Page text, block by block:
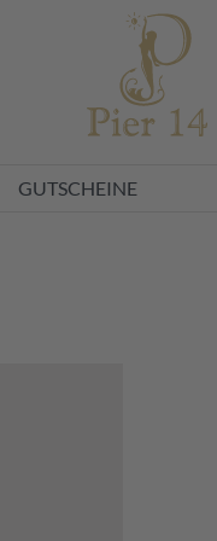
GUTSCHEINE